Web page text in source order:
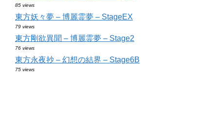
85 views
東方妖々夢 – 博麗霊夢 – StageEX
79 views
東方剛欲異聞 – 博麗霊夢 – Stage2
76 views
東方永夜抄 – 幻想の結界 – Stage6B
75 views